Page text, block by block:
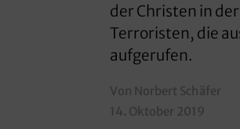
der Christen in
Terroristen, die
aufgerufen.
Von Norbert Schäfer
14. Oktober 2019